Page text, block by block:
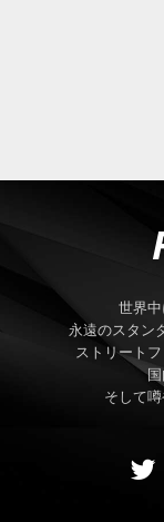
世界
永遠のスタン
ストリート
そして